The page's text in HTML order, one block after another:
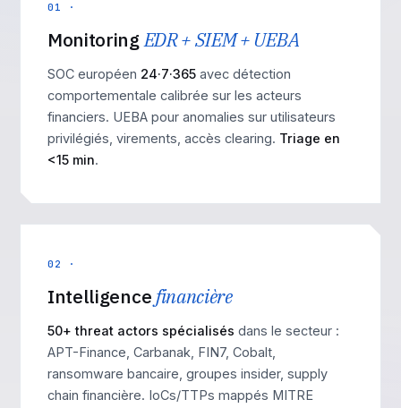
01 ·
MonitoringEDR + SIEM + UEBA
SOC européen 24·7·365 avec détection
comportementale calibrée sur les acteurs
financiers. UEBA pour anomalies sur utilisateurs
privilégiés, virements, accès clearing. Triage en
<15 min.
02 ·
Intelligencefinancière
50+ threat actors spécialisés dans le secteur :
APT-Finance, Carbanak, FIN7, Cobalt,
ransomware bancaire, groupes insider, supply
chain financière. IoCs/TTPs mappés MITRE